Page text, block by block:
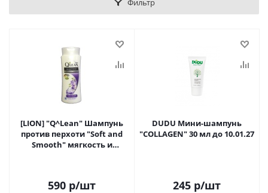
Фильтр
[LION] "Q^Lean" Шампунь
против перхоти "Soft and
Smooth" мягкость и
590 р/шт
DUDU Мини-шампунь
"COLLAGEN" 30 мл до 10.01.27
245 р/шт